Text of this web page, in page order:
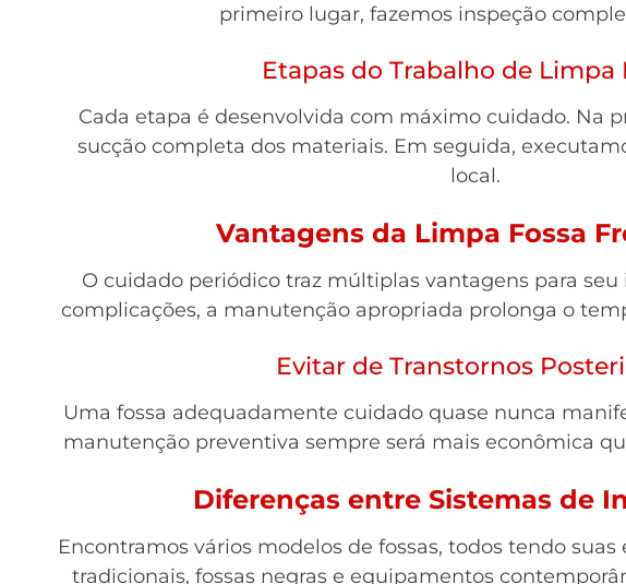
primeiro lugar, fazemos inspeção
Etapas do Trabalho de Limpa
Cada etapa é desenvolvida com máximo cuidado. Na
sucção completa dos materiais. Em seguida,
local.
Vantagens da Limpa Fossa
O cuidado periódico traz múltiplas vantagens para
complicações, a manutenção apropriada prolonga o
Evitar de Transtornos
Uma fossa adequadamente cuidado quase nunca
manutenção preventiva sempre será mais econômica
Diferenças entre Sistemas de
Encontramos vários modelos de fossas, todos tendo
tradicionais, fossas negras e equipamentos